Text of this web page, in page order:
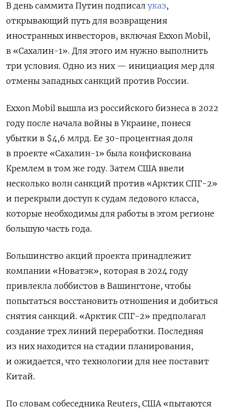
В день саммита Путин подписал указ,
открывающий путь для возвращения
иностранных инвесторов, включая Exxon Mobil,
в «Сахалин-1». Для этого им нужно выполнить
три условия. Одно из них — инициация мер для
отмены западных санкций против России.
Exxon Mobil вышла из российского бизнеса в 2022
году после начала войны в Украине, понеся
убытки в $4,6 млрд. Ее 30-процентная доля
в проекте «Сахалин-1» была конфискована
Кремлем в том же году. Затем США ввели
несколько волн санкций против «Арктик СПГ-2»
и перекрыли доступ к судам ледового класса,
которые необходимы для работы в этом регионе
большую часть года.
Большинство акций проекта принадлежит
компании «Новатэк», которая в 2024 году
привлекла лоббистов в Вашингтоне, чтобы
попытаться восстановить отношения и добиться
снятия санкций. «Арктик СПГ-2» предполагал
создание трех линий переработки. Последняя
из них находится на стадии планирования,
и ожидается, что технологии для нее поставит ​​
Китай.
По словам собеседника Reuters, США «пытаются